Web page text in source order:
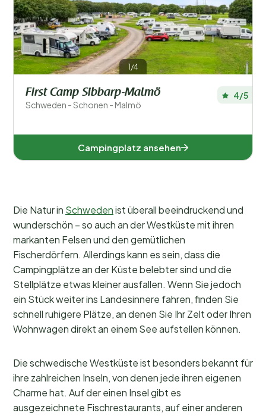
1/4
First Camp Sibbarp-Malmö
Schweden - Schonen - Malmö
4/5
Campingplatz ansehen
Die Natur in Schwedenist überall beeindruckend und
wunderschön – so auch an der Westküste mit ihren
markanten Felsen und den gemütlichen
Fischerdörfern. Allerdings kann es sein, dass die
Campingplätze an der Küste belebter sind und die
Stellplätze etwas kleiner ausfallen. Wenn Sie jedoch
ein Stück weiter ins Landesinnere fahren, finden Sie
schnell ruhigere Plätze, an denen Sie Ihr Zelt oder Ihren
Wohnwagen direkt an einem See aufstellen können.
Die schwedische Westküste ist besonders bekannt für
ihre zahlreichen Inseln, von denen jede ihren eigenen
Charme hat. Auf der einen Insel gibt es
ausgezeichnete Fischrestaurants, auf einer anderen